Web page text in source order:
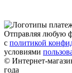
Отправляя любую
с политикой
условиями
© Интернет-
года